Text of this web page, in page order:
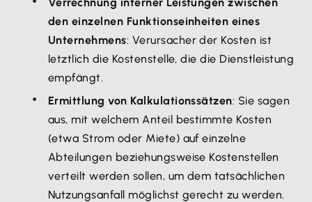
den einzelnen Funktionseinheiten eines
Unternehmens: Verursacher der Kosten ist
letztlich die Kostenstelle, die die Dienstleistung
empfängt.
Ermittlung von Kalkulationssätzen: Sie sagen
aus, mit welchem Anteil bestimmte Kosten
(etwa Strom oder Miete) auf einzelne
Abteilungen beziehungsweise Kostenstellen
verteilt werden sollen, um dem tatsächlichen
Nutzungsanfall möglichst gerecht zu werden.